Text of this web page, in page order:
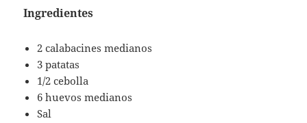
Ingredientes
2 calabacines medianos
3 patatas
1/2 cebolla
6 huevos medianos
Sal